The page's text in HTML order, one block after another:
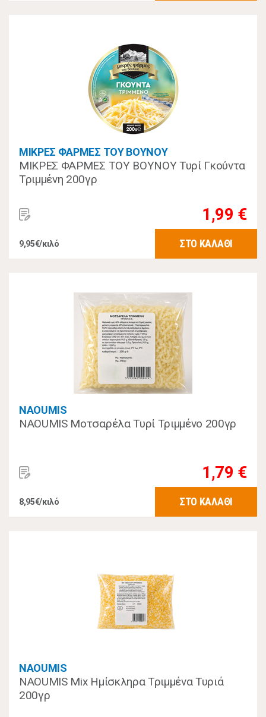
ΜΙΚΡΕΣ ΦΑΡΜΕΣ ΤΟΥ ΒΟΥΝΟΥ
ΜΙΚΡΕΣ ΦΑΡΜΕΣ ΤΟΥ ΒΟΥΝΟΥ Τυρί Γκούντα
Τριμμένη 200γρ
1,99 €
9,95€/κιλό ΣΤΟ ΚΑΛΑΘΙ
NAOUMIS
NAOUMIS Μοτσαρέλα Τυρί Τριμμένο 200γρ
1,79 €
8,95€/κιλό ΣΤΟ ΚΑΛΑΘΙ
NAOUMIS
NAOUMIS Mix Ημίσκληρα Τριμμένα Τυριά
200γρ